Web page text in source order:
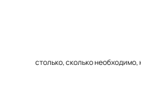
столько, сколько